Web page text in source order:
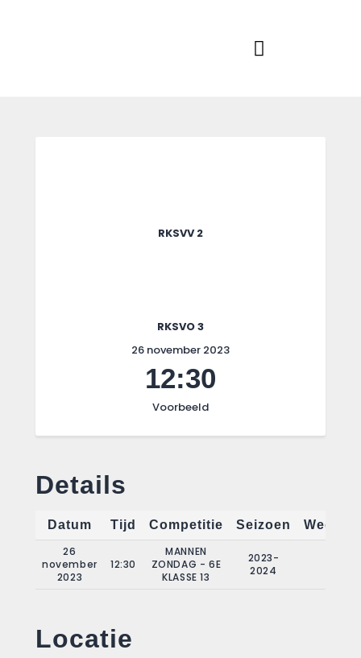
RKSVV 2
RKSVO 3
26 november 2023
12:30
Voorbeeld
Details
Datum Tijd Competitie Seizoen
26
november
2023
12:30
MANNEN
ZONDAG - 6E
KLASSE 13
2023-
2024
Locatie